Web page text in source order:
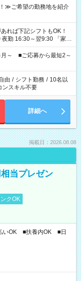
≫ご希望の勤務地を紹介
16:30～翌9:30 「家族
夕飯の準備がしたい」
ご希望を教えてください
計で週40時間を超える場
月～ ■ご応募から最短2～
由 / シフト勤務 / 10名以
ンスキル不要
詳細へ
掲載日：2026.08.08
当プレゼン
クOK
いOK ■扶養内OK ■日